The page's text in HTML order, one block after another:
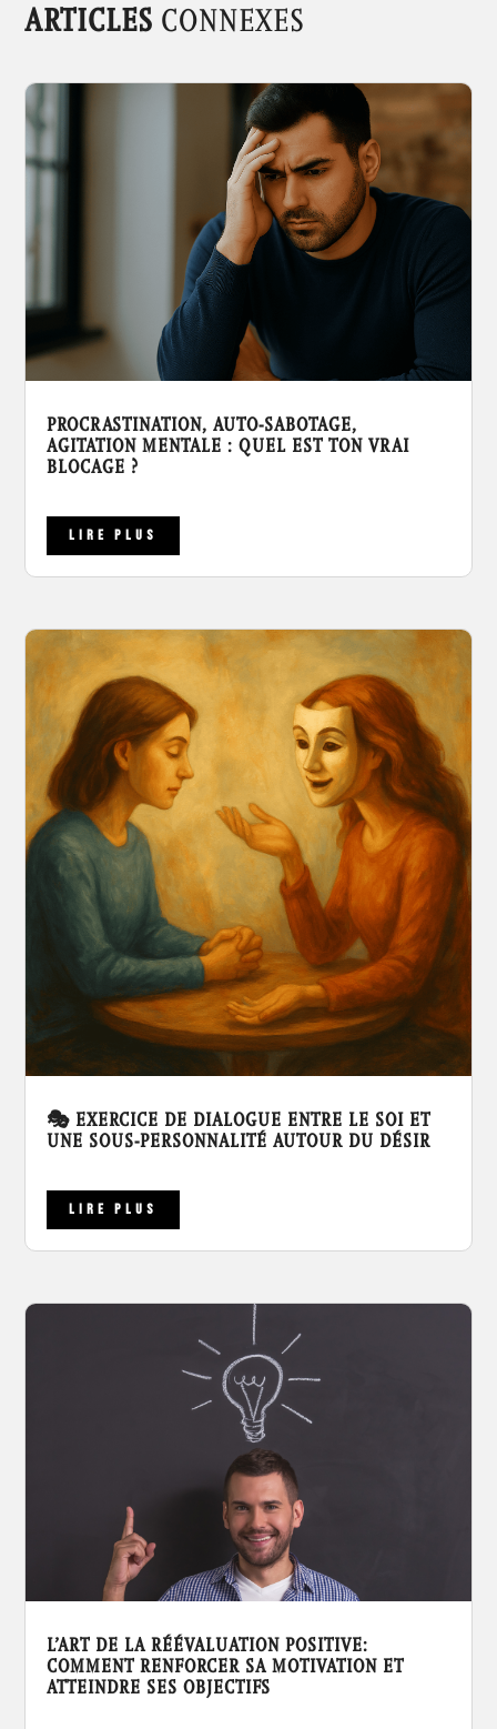
ARTICLES CONNEXES
PROCRASTINATION, AUTO-SABOTAGE,
AGITATION MENTALE : QUEL EST TON VRAI
BLOCAGE ?
LIRE PLUS
🎭 EXERCICE DE DIALOGUE ENTRE LE SOI ET
UNE SOUS-PERSONNALITÉ AUTOUR DU DÉSIR
LIRE PLUS
L’ART DE LA RÉÉVALUATION POSITIVE:
COMMENT RENFORCER SA MOTIVATION ET
ATTEINDRE SES OBJECTIFS